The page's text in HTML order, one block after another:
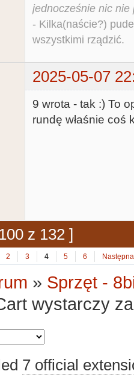
jednocześnie nic nie
- Kilka(naście?)
wszystkimi rządzić.
2025-05-07
9 wrota - tak :) To
rundę właśnie coś
z 132 ]
2 3 4 5 6 Następna
» Sprzęt -
wystarczy
7 official